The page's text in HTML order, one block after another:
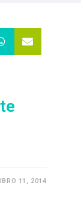
11, 2014